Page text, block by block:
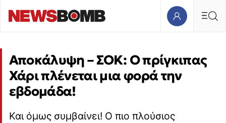
Αποκάλυψη – ΣΟΚ: Ο πρίγκιπας
Χάρι πλένεται μια φορά την
εβδομάδα!
Και όμως συμβαίνει! Ο πιο πλούσιος